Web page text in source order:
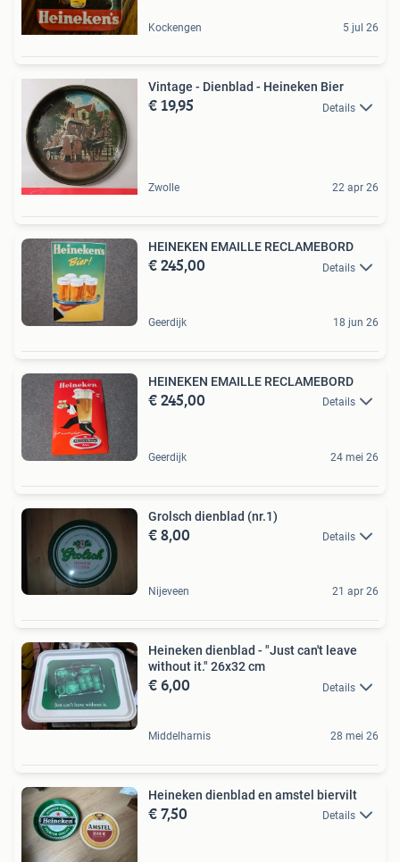
Kockengen 5 jul 26
Vintage - Dienblad - Heineken Bier
€ 19,95 Details
Zwolle 22 apr 26
HEINEKEN EMAILLE RECLAMEBORD
€ 245,00 Details
Geerdijk 18 jun 26
HEINEKEN EMAILLE RECLAMEBORD
€ 245,00 Details
Geerdijk 24 mei 26
Grolsch dienblad (nr.1)
€ 8,00 Details
Nijeveen 21 apr 26
Heineken dienblad - "Just can't leave
without it." 26x32 cm
€ 6,00 Details
Middelharnis 28 mei 26
Heineken dienblad en amstel biervilt
€ 7,50 Details